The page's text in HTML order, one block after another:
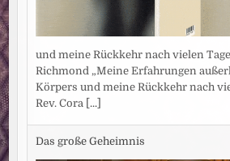
und meine Rückkehr nach vielen
Richmond „Meine Erfahrungen
Körpers und meine Rückkehr nach
Rev. Cora [...]
Das große Geheimnis